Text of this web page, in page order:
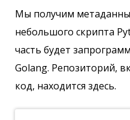
Мы получим
небольшого скрипта
часть будет
Golang. Репозиторий,
код, находится здесь.